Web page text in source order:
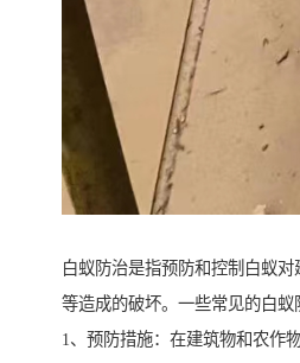
白蚁防治是指预防和控制白蚁
等造成的破坏。一些常见的白蚁
1、预防措施：在建筑物和农作